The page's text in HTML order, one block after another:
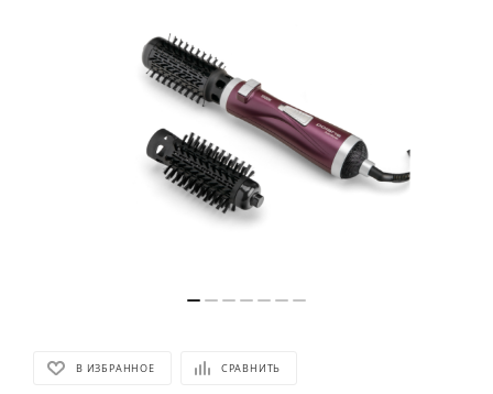
В ИЗБРАННОЕ СРАВНИТЬ